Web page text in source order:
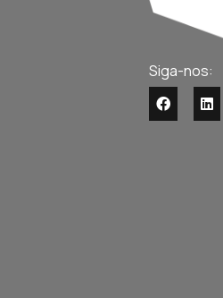
Siga-nos: